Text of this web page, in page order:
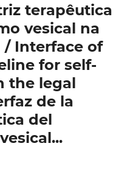
terapêutica
vesical na
/ Interface of
for self-
the legal
de la
del